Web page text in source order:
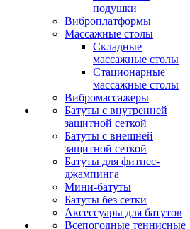
подушки
Виброплатформы
Массажные столы
Складные
массажные столы
Стационарные
массажные столы
Вибромассажеры
Батуты с внутренней
защитной сеткой
Батуты с внешней
защитной сеткой
Батуты для фитнес-
джампинга
Мини-батуты
Батуты без сетки
Аксессуары для батутов
Всепогодные теннисные